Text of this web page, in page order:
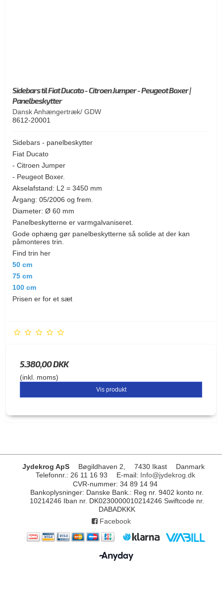
Sidebars til Fiat Ducato - Citroen Jumper - Peugeot Boxer |
Panelbeskytter
Dansk Anhængertræk/ GDW
8612-20001
Sidebars - panelbeskytter
Fiat Ducato
- Citroen Jumper
- Peugeot Boxer.
Akselafstand: L2 = 3450 mm
Årgang: 05/2006 og frem.
Diameter: Ø 60 mm
Panelbeskytterne er varmgalvaniseret.
Gode ophæng gør panelbeskytterne så solide at der kan
påmonteres trin.
Find trin her
50 cm
75 cm
100 cm
Prisen er for et sæt
5.380,00 DKK
(inkl. moms)
Vis produkt
Jydekrog ApS Bøgildhaven 2, 7430 Ikast
Danmark
Telefonnr.: 26 11 16 93 E-mail: Info@jydekrog.dk
CVR-nummer: 34 89 14 94
Bankoplysninger: Danske Bank.: Reg nr. 9402 konto nr.
10214246 Iban nr. DK0230000010214246 Swiftcode nr.
DABADKKK
Facebook